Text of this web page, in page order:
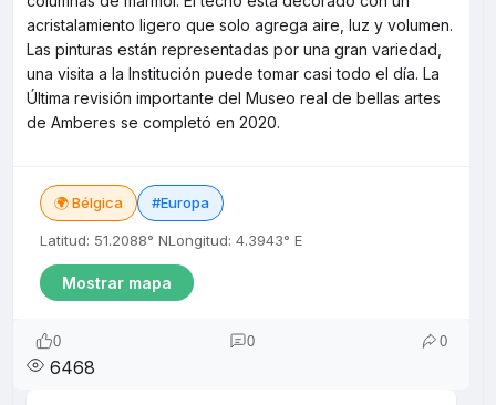
acristalamiento ligero que solo agrega aire, luz y volumen.
Las pinturas están representadas por una gran variedad,
una visita a la Institución puede tomar casi todo el día. La
Última revisión importante del Museo real de bellas artes
de Amberes se completó en 2020.
🌍 Bélgica #Europa
Latitud: 51.2088° NLongitud: 4.3943° E
Mostrar mapa
0 0 0
6468